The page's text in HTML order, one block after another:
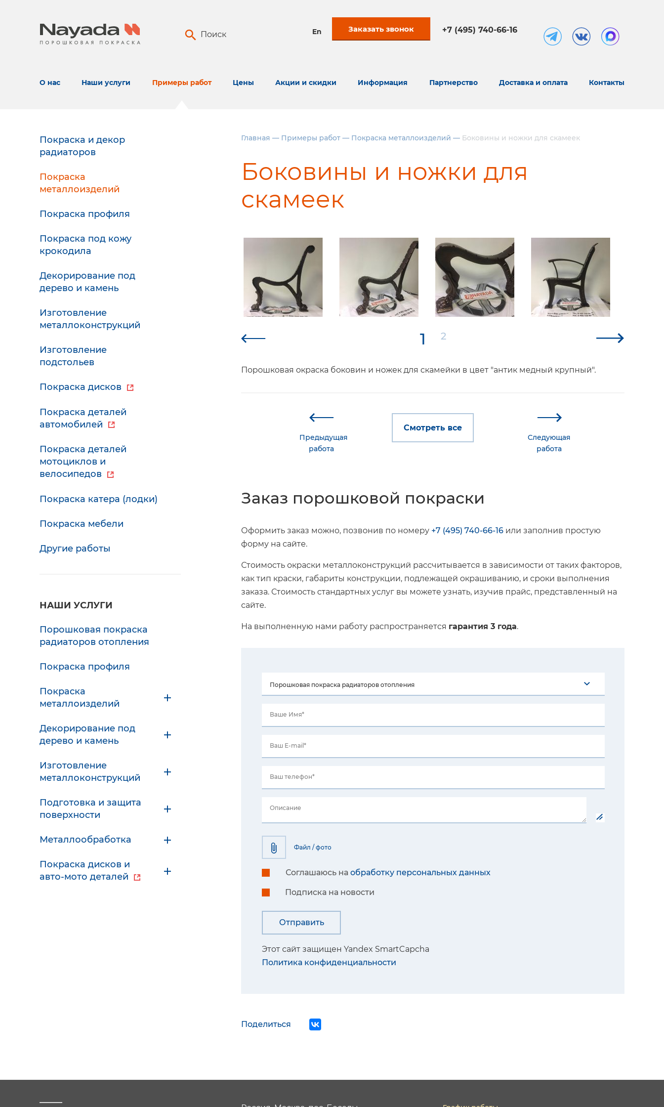
Поиск En Заказать звонок +7 (495) 740-66-16
О нас Наши услуги Примеры работ Цены Акции и скидки Информация Партнерство Доставка и оплата Контакты
Покраска и декор
радиаторов
Покраска
металлоизделий
Покраска профиля
Покраска под кожу
крокодила
Декорирование под
дерево и камень
Изготовление
металлоконструкций
Изготовление
подстольев
Покраска дисков
Покраска деталей
автомобилей
Покраска деталей
мотоциклов и
велосипедов
Покраска катера (лодки)
Покраска мебели
Другие работы
НАШИ УСЛУГИ
Порошковая покраска
радиаторов отопления
Покраска профиля
Покраска
металлоизделий
Декорирование под
дерево и камень
Изготовление
металлоконструкций
Подготовка и защита
поверхности
Металлообработка
Покраска дисков и
авто-мото деталей
Главная — Примеры работ — Покраска металлоизделий — Боковины и ножки для скамеек
Боковины и ножки для
скамеек
1 2
Порошковая окраска боковин и ножек для скамейки в цвет "антик медный крупный".
Предыдущая
работа
Смотреть все
Следующая
работа
Заказ порошковой покраски
Оформить заказ можно, позвонив по номеру +7 (495) 740-66-16 или заполнив простую
форму на сайте.
Стоимость окраски металлоконструкций рассчитывается в зависимости от таких факторов,
как тип краски, габариты конструкции, подлежащей окрашиванию, и сроки выполнения
заказа. Стоимость стандартных услуг вы можете узнать, изучив прайс, представленный на
сайте.
На выполненную нами работу распространяется гарантия 3 года.
Ваше Имя*
Ваш E-mail*
Ваш телефон*
Описание
Файл / фото
Соглашаюсь на обработку персональных данных
Подписка на новости
Этот сайт защищен Yandex SmartCapcha
Политика конфиденциальности
Поделиться